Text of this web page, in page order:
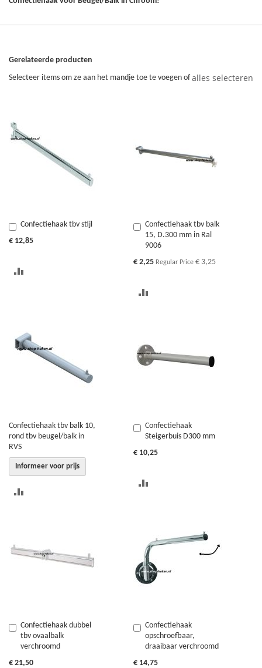
Gerelateerde producten
Selecteer items om ze aan het mandje toe te voegen ofalles selecteren
Confectiehaak tbv stijl
€ 12,85
In
Winkelwagen
VERGELIJKEN
Confectiehaak tbv balk
15, D.300 mm in Ral
9006
Special
€ 2,25 Regular Price € 3,25
In
Winkelwagen
VERGELIJKEN
Confectiehaak tbv balk 10,
rond tbv beugel/balk in
RVS
Informeer voor prijs
VERGELIJKEN
Confectiehaak
Steigerbuis D300 mm
€ 10,25
In
Winkelwagen
VERGELIJKEN
Confectiehaak dubbel
tbv ovaalbalk
verchroomd
€ 21,50
In
Winkelwagen
Confectiehaak
opschroefbaar,
draaibaar verchroomd
€ 14,75
In
Winkelwagen